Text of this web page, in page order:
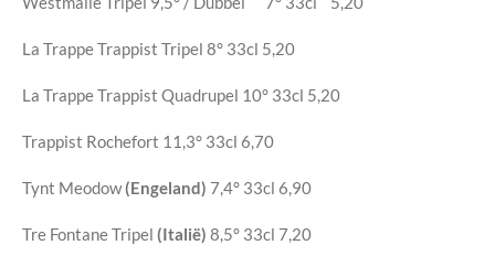
La Trappe Trappist Tripel 8° 33cl 5,20
La Trappe Trappist Quadrupel 10° 33cl 5,20
Trappist Rochefort 11,3° 33cl 6,70
Tynt Meodow(Engeland) 7,4° 33cl 6,90
Tre Fontane Tripel (Italië) 8,5° 33cl 7,20